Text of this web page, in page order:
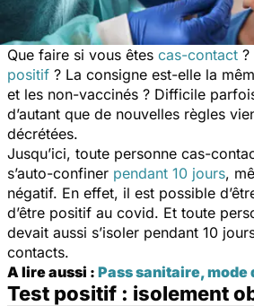
Que faire si vous êtes cas-contact ?
positif ? La consigne est-elle la
et les non-vaccinés ? Difficile
d’autant que de nouvelles règles
décrétées.
Jusqu’ici, toute personne cas-
s’auto-confiner pendant 10 jours,
négatif. En effet, il est possible
d’être positif au covid. Et toute
devait aussi s’isoler pendant 10
contacts.
A lire aussi : Pass sanitaire, mode
Test positif : isolement